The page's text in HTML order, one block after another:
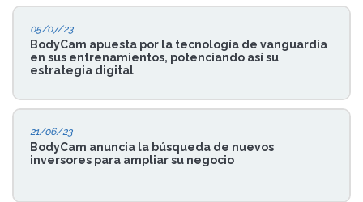
05/07/23
BodyCam apuesta por la tecnología de vanguardia
en sus entrenamientos, potenciando así su
estrategia digital
21/06/23
BodyCam anuncia la búsqueda de nuevos
inversores para ampliar su negocio